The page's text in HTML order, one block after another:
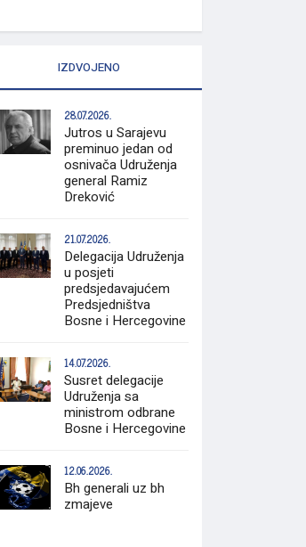
IZDVOJENO
28.07.2026.
Jutros u Sarajevu
preminuo jedan od
osnivača Udruženja
general Ramiz
Dreković
21.07.2026.
Delegacija Udruženja
u posjeti
predsjedavajućem
Predsjedništva
Bosne i Hercegovine
14.07.2026.
Susret delegacije
Udruženja sa
ministrom odbrane
Bosne i Hercegovine
12.06.2026.
Bh generali uz bh
zmajeve